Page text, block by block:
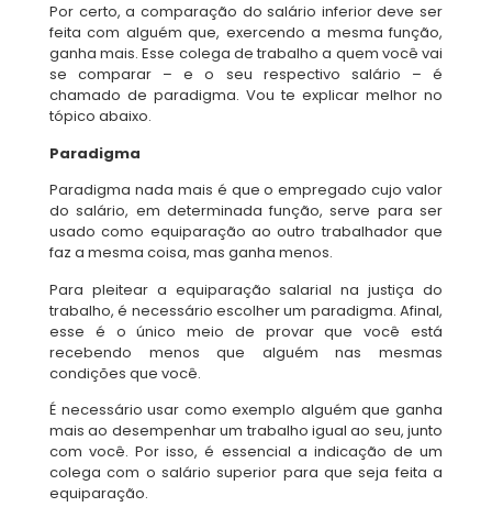
Por certo, a comparação do salário inferior deve ser
feita com alguém que, exercendo a mesma função,
ganha mais. Esse colega de trabalho a quem você vai
se comparar – e o seu respectivo salário – é
chamado de paradigma. Vou te explicar melhor no
tópico abaixo.
Paradigma
Paradigma nada mais é que o empregado cujo valor
do salário, em determinada função, serve para ser
usado como equiparação ao outro trabalhador que
faz a mesma coisa, mas ganha menos.
Para pleitear a equiparação salarial na justiça do
trabalho, é necessário escolher um paradigma. Afinal,
esse é o único meio de provar que você está
recebendo menos que alguém nas mesmas
condições que você.
É necessário usar como exemplo alguém que ganha
mais ao desempenhar um trabalho igual ao seu, junto
com você. Por isso, é essencial a indicação de um
colega com o salário superior para que seja feita a
equiparação.